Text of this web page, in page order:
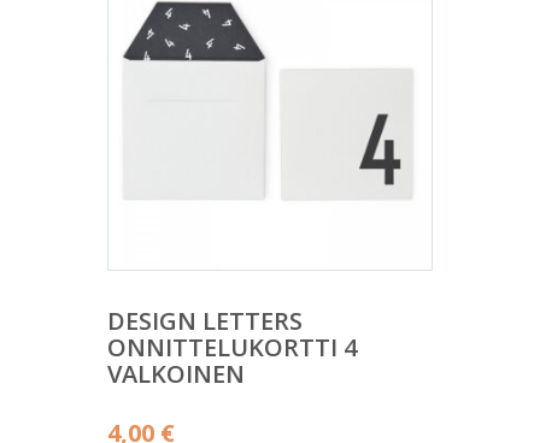
DESIGN LETTERS
ONNITTELUKORTTI 4
VALKOINEN
4,00 €